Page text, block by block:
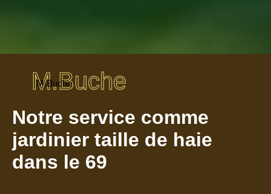
M.Buche
M.Buche
Notre service comme
jardinier taille de haie
dans le 69